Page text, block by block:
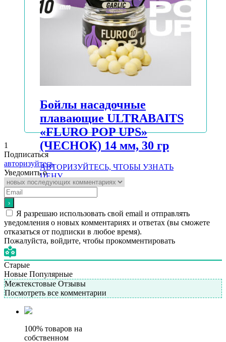
Бойлы насадочные
плавающие ULTRABAITS
«FLURO POP UPS»
(ЧЕСНОК) 14 мм, 30 гр
АВТОРИЗУЙТЕСЬ, ЧТОБЫ УЗНАТЬ
ЦЕНУ
1
Подписаться
авторизуйтесь
Уведомить о
Я разрешаю использовать свой email и отправлять
уведомления о новых комментариях и ответах (вы cможете
отказаться от подписки в любое время).
Пожалуйста, войдите, чтобы прокомментировать
Старые
Новые Популярные
Межтекстовые Отзывы
Посмотреть все комментарии
100% товаров на
собственном